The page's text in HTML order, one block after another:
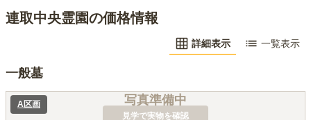
連取中央霊園の価格情報
詳細表示 一覧表示
一般墓
写真準備中
見学で実物を確認
A区画